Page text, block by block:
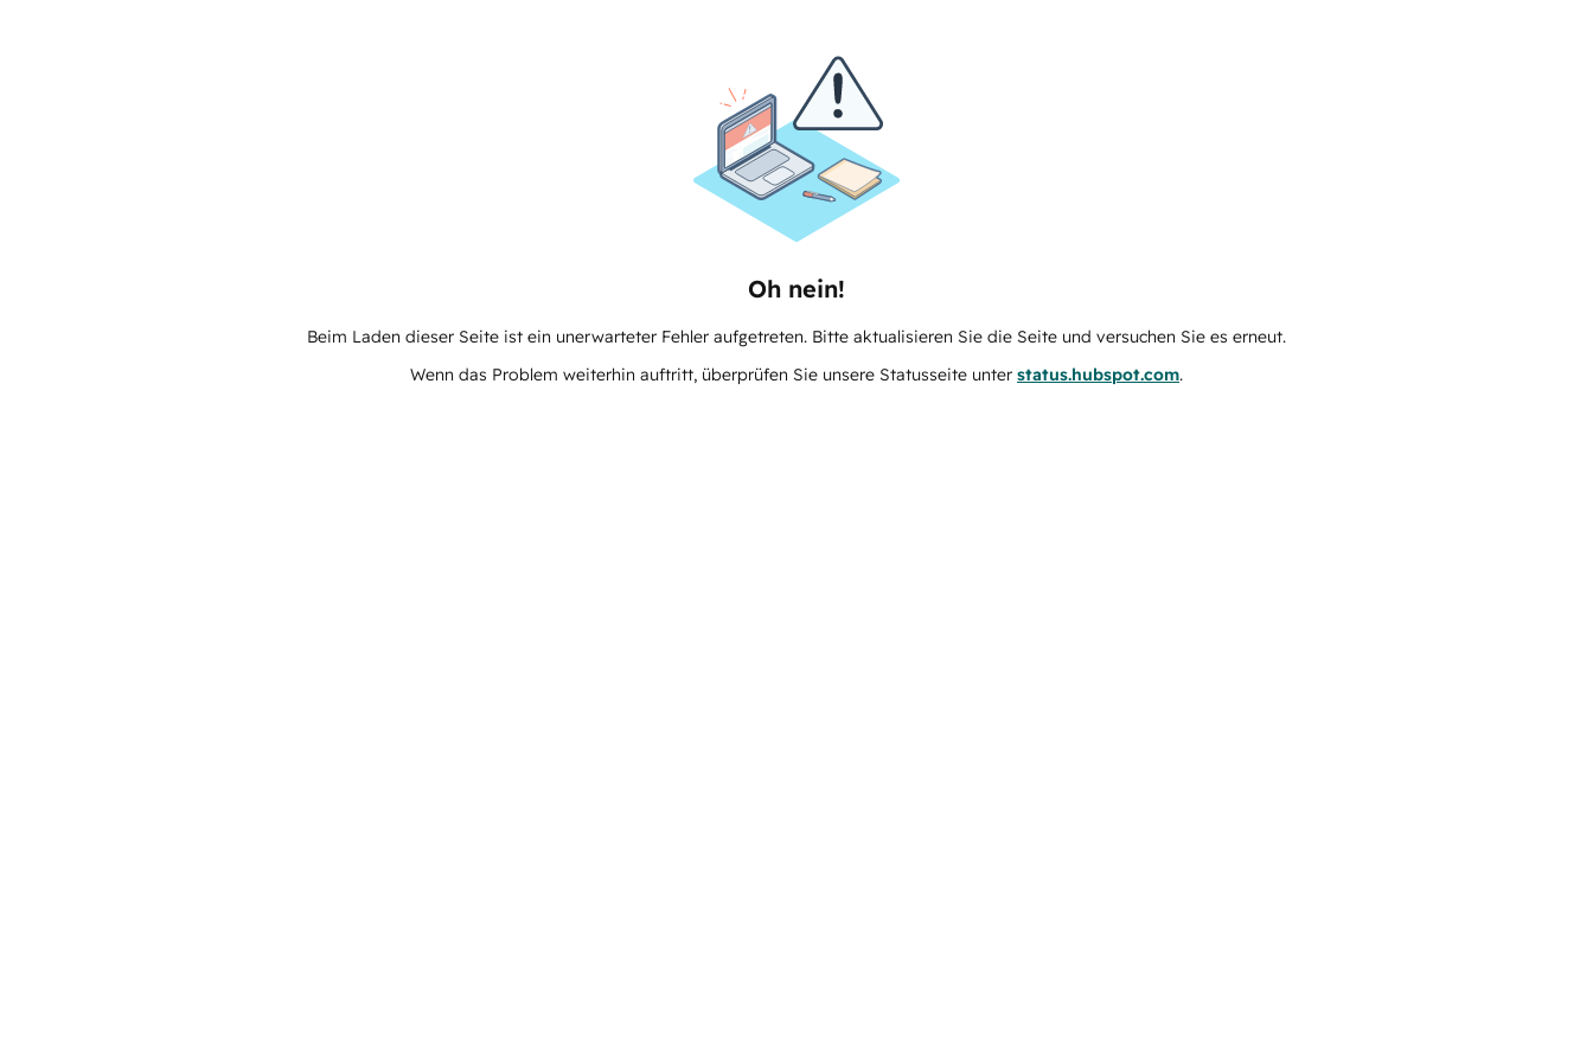
Oh nein!
Beim Laden dieser Seite ist ein unerwarteter Fehler aufgetreten. Bitte aktualisieren Sie die Seite und versuchen Sie es erneut.
Wenn das Problem weiterhin auftritt, überprüfen Sie unsere Statusseite unter status.hubspot.com.